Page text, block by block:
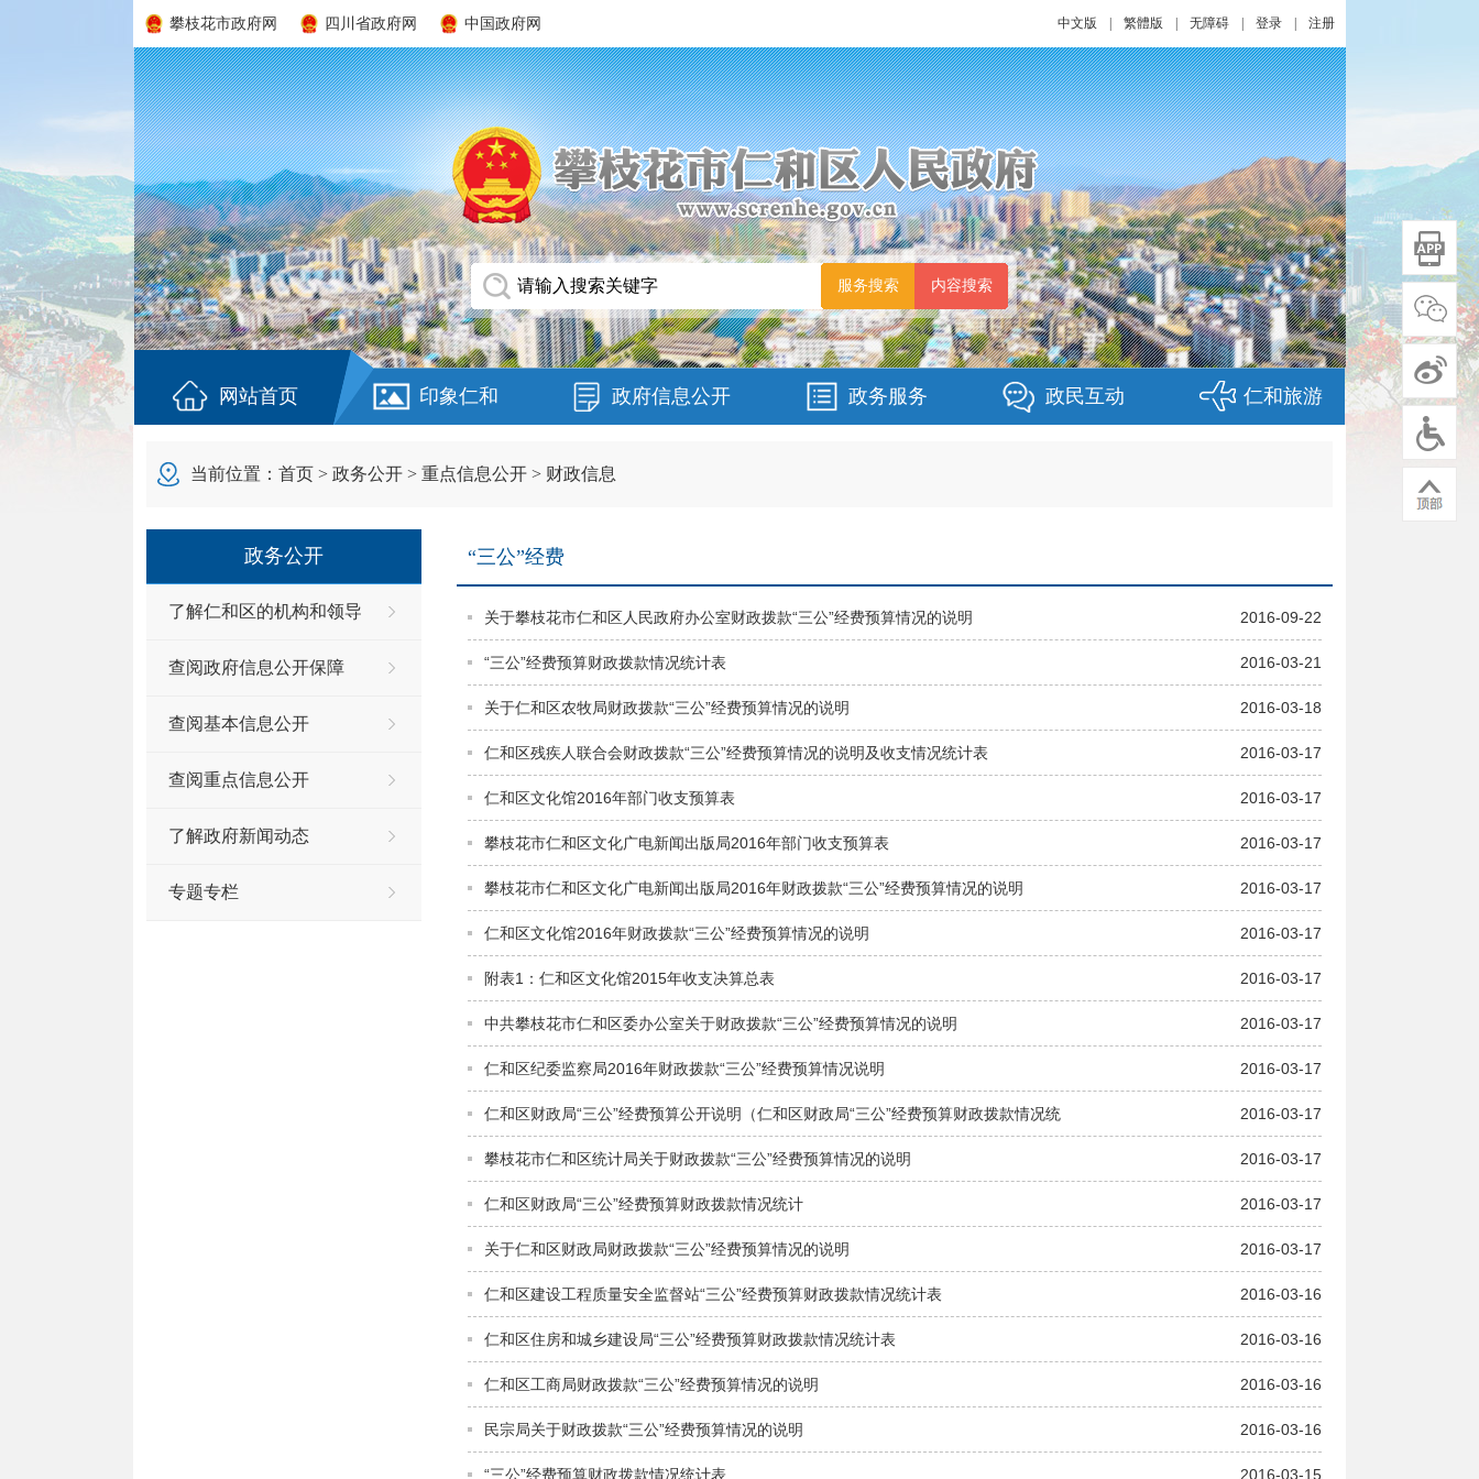
攀枝花市政府网 四川省政府网 中国政府网 中文版 繁體版 无障碍 登录 注册
网站首页 印象仁和 政府信息公开 政务服务 政民互动 仁和旅游
当前位置： 首页 > 政务公开 > 重点信息公开 > 财政信息
政务公开
了解仁和区的机构和领导
查阅政府信息公开保障
查阅基本信息公开
查阅重点信息公开
了解政府新闻动态
专题专栏
“三公”经费
2016-09-22
关于攀枝花市仁和区人民政府办公室财政拨款“三公”经费预算情况的说明
2016-03-21
“三公”经费预算财政拨款情况统计表
2016-03-18
关于仁和区农牧局财政拨款“三公”经费预算情况的说明
2016-03-17
仁和区残疾人联合会财政拨款“三公”经费预算情况的说明及收支情况统计表
2016-03-17
仁和区文化馆2016年部门收支预算表
2016-03-17
攀枝花市仁和区文化广电新闻出版局2016年部门收支预算表
2016-03-17
攀枝花市仁和区文化广电新闻出版局2016年财政拨款“三公”经费预算情况的说明
2016-03-17
仁和区文化馆2016年财政拨款“三公”经费预算情况的说明
2016-03-17
附表1：仁和区文化馆2015年收支决算总表
2016-03-17
中共攀枝花市仁和区委办公室关于财政拨款“三公”经费预算情况的说明
2016-03-17
仁和区纪委监察局2016年财政拨款“三公”经费预算情况说明
2016-03-17
仁和区财政局“三公”经费预算公开说明（仁和区财政局“三公”经费预算财政拨款情况统
2016-03-17
攀枝花市仁和区统计局关于财政拨款“三公”经费预算情况的说明
2016-03-17
仁和区财政局“三公”经费预算财政拨款情况统计
2016-03-17
关于仁和区财政局财政拨款“三公”经费预算情况的说明
2016-03-16
仁和区建设工程质量安全监督站“三公”经费预算财政拨款情况统计表
2016-03-16
仁和区住房和城乡建设局“三公”经费预算财政拨款情况统计表
2016-03-16
仁和区工商局财政拨款“三公”经费预算情况的说明
2016-03-16
民宗局关于财政拨款“三公”经费预算情况的说明
2016-03-15
“三公”经费预算财政拨款情况统计表